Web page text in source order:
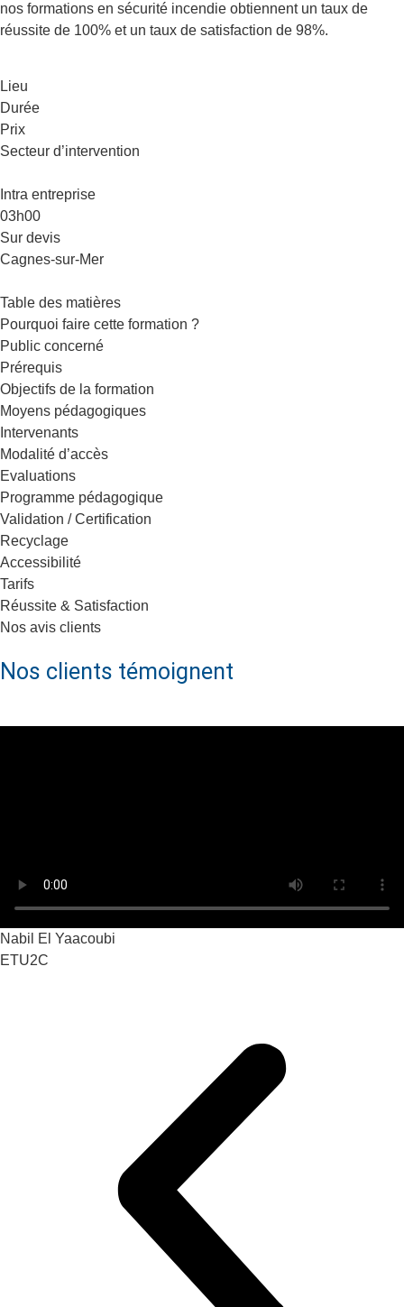
nos formations en sécurité incendie obtiennent un taux de
réussite de 100% et un taux de satisfaction de 98%.
Lieu
Durée
Prix
Secteur d’intervention
Intra entreprise
03h00
Sur devis
Cagnes-sur-Mer
Table des matières
Pourquoi faire cette formation ?
Public concerné
Prérequis
Objectifs de la formation
Moyens pédagogiques
Intervenants
Modalité d’accès
Evaluations
Programme pédagogique
Validation / Certification
Recyclage
Accessibilité
Tarifs
Réussite & Satisfaction
Nos avis clients
Nos clients témoignent
Nabil El Yaacoubi
ETU2C